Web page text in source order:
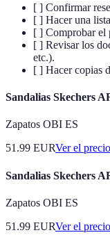
[ ] Confirmar
[ ] Hacer una
[ ] Comprobar el
[ ] Revisar los
etc.).
[ ] Hacer copias
Sandalias Skechers
Zapatos OBI ES
51.99 EURVer el precio
Sandalias Skechers
Zapatos OBI ES
51.99 EURVer el precio